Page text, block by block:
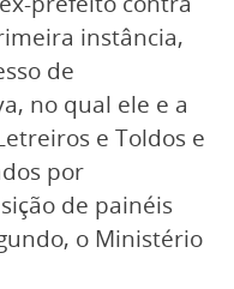
instância,
de
no qual ele e a
e Toldos e
por
de painéis
o Ministério